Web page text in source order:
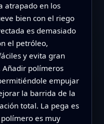
atrapado en los
bien con el riego
es demasiado
el petróleo,
y evita gran
polímeros
empujar
la barrida de la
total. La pega es
es muy